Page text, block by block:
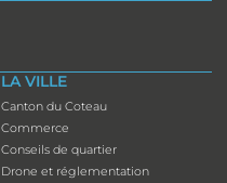
LA VILLE
Canton du Coteau
Commerce
Conseils de quartier
Drone et réglementation